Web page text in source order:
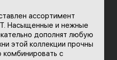
ассортимент
Насыщенные и нежные
дополнят любую
этой коллекции прочны
с